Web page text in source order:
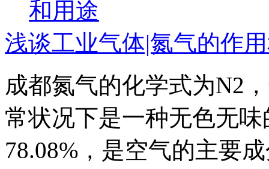
浅谈工业气体|氮气的作
成都氮气的化学式为N2
常状况下是一种无色无
78.08%，是空气的主要